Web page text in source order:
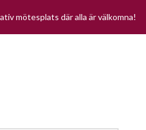
mötesplats där alla är välkomna!